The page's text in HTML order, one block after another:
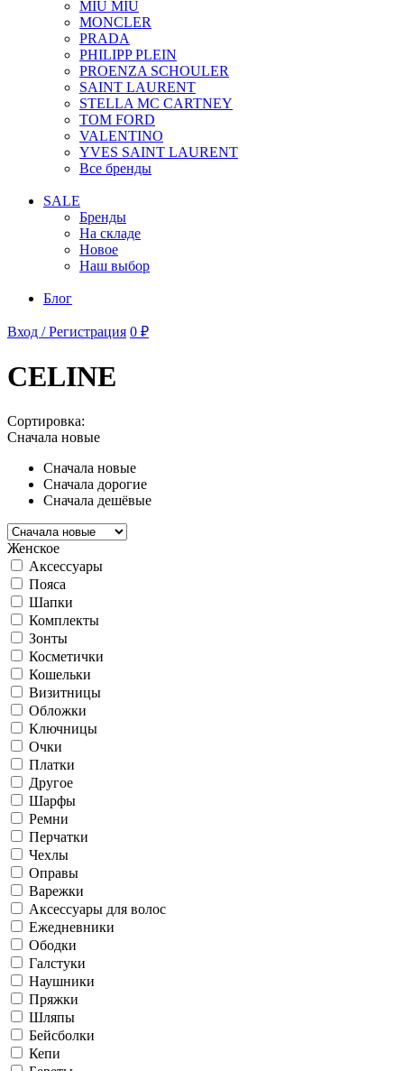
MIU MIU
MONCLER
PRADA
PHILIPP PLEIN
PROENZA SCHOULER
SAINT LAURENT
STELLA MC CARTNEY
TOM FORD
VALENTINO
YVES SAINT LAURENT
Все бренды
SALE
Бренды
На складе
Новое
Наш выбор
Блог
Вход / Регистрация 0 ₽
CELINE
Сортировка:
Сначала новые
Сначала новые
Сначала дорогие
Сначала дешёвые
Женское
Аксессуары
Пояса
Шапки
Комплекты
Зонты
Косметички
Кошельки
Визитницы
Обложки
Ключницы
Очки
Платки
Другое
Шарфы
Ремни
Перчатки
Чехлы
Оправы
Варежки
Аксессуары для волос
Ежедневники
Ободки
Галстуки
Наушники
Пряжки
Шляпы
Бейсболки
Кепи